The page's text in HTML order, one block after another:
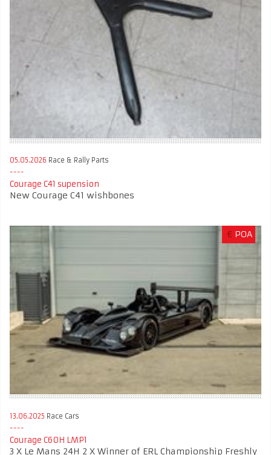
05.05.2026 Race & Rally Parts
Courage C41 supension
New Courage C41 wishbones
€ POA
13.06.2025 Race Cars
Courage C60H LMP1
3 X Le Mans 24H 2 X Winner of ERL Championship Freshly